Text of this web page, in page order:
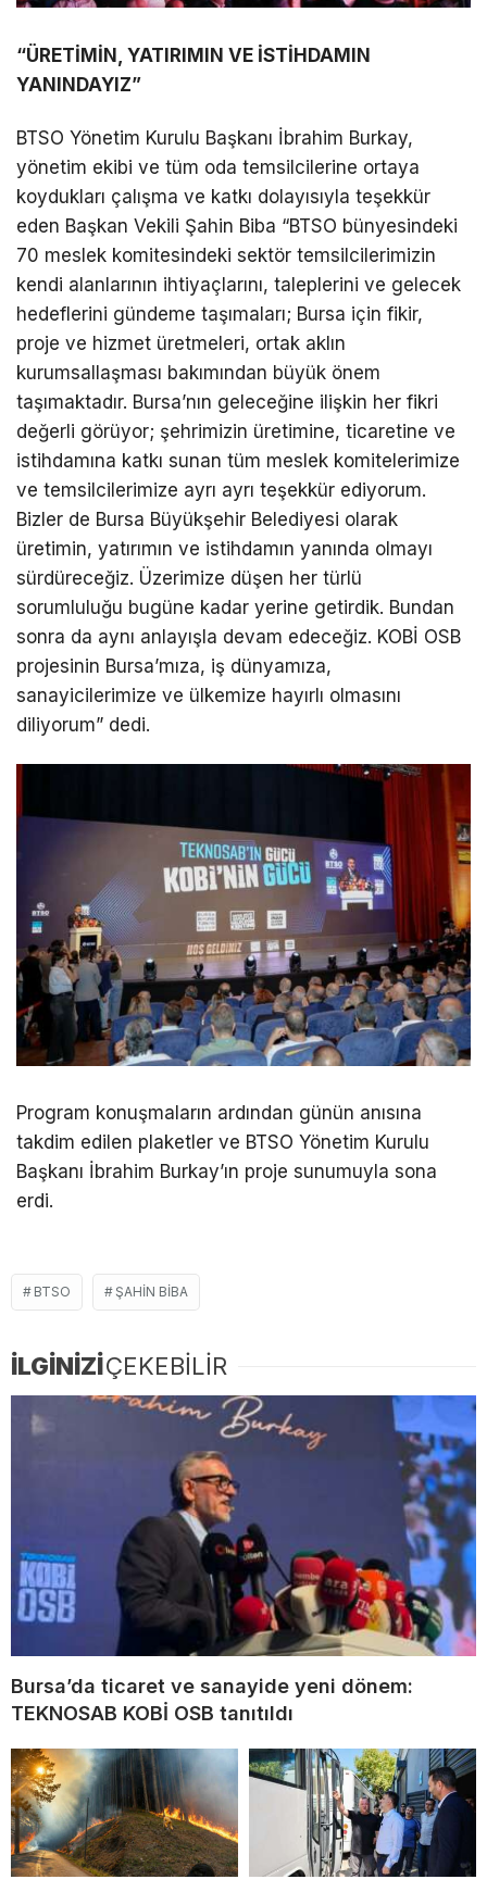
“ÜRETİMİN, YATIRIMIN VE İSTİHDAMIN
YANINDAYIZ”
BTSO Yönetim Kurulu Başkanı İbrahim Burkay,
yönetim ekibi ve tüm oda temsilcilerine ortaya
koydukları çalışma ve katkı dolayısıyla teşekkür
eden Başkan Vekili Şahin Biba “BTSO bünyesindeki
70 meslek komitesindeki sektör temsilcilerimizin
kendi alanlarının ihtiyaçlarını, taleplerini ve gelecek
hedeflerini gündeme taşımaları; Bursa için fikir,
proje ve hizmet üretmeleri, ortak aklın
kurumsallaşması bakımından büyük önem
taşımaktadır. Bursa’nın geleceğine ilişkin her fikri
değerli görüyor; şehrimizin üretimine, ticaretine ve
istihdamına katkı sunan tüm meslek komitelerimize
ve temsilcilerimize ayrı ayrı teşekkür ediyorum.
Bizler de Bursa Büyükşehir Belediyesi olarak
üretimin, yatırımın ve istihdamın yanında olmayı
sürdüreceğiz. Üzerimize düşen her türlü
sorumluluğu bugüne kadar yerine getirdik. Bundan
sonra da aynı anlayışla devam edeceğiz. KOBİ OSB
projesinin Bursa’mıza, iş dünyamıza,
sanayicilerimize ve ülkemize hayırlı olmasını
diliyorum” dedi.
Program konuşmaların ardından günün anısına
takdim edilen plaketler ve BTSO Yönetim Kurulu
Başkanı İbrahim Burkay’ın proje sunumuyla sona
erdi.
BTSO ŞAHIN BIBA
İLGİNİZİÇEKEBİLİR
Bursa’da ticaret ve sanayide yeni dönem:
TEKNOSAB KOBİ OSB tanıtıldı